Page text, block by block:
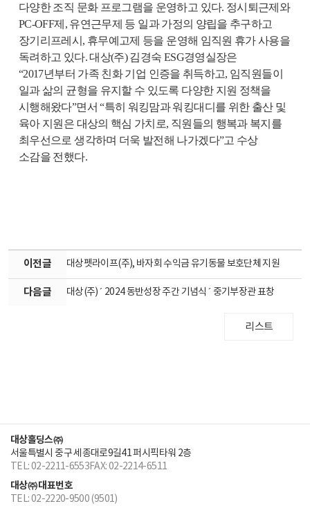
다양한 조직 문화 프로그램을 운영하고 있다. 정시퇴근제와
PC-OFF제 , 유연근무제 등 일과 가정의 양립을 추구하고
장기리프레시 , 휴무예고제 등을 운영해 임직원 휴가 사용을
독려하고 있다.대상(주)김경숙 ESG경영실장은
“2017년부터 가족 친화 기업 인증을 취득하고, 임직원들이
일과 삶의 균형을 유지할 수 있도록 다양한 지원 정책을
시행해왔다”면서 “특히 워킹맘과 워킹대디를 위한 출산 및
육아 지원은 대상의 핵심 가치로, 직원들의 행복과 복지를
최우선으로 생각하며 더욱 발전해 나가겠다”고 수상
소감을 전했다.
이전글 대상펫라이프(주), 바자회 수익금 유기동물 보호단체 지원
다음글 대상(주) ´ 2024 동반성장 주간 기념식 ´ 중기부장관 표창
리스트
대상홀딩스㈜
서울특별시 중구 세종대로9길41 퍼시픽타워 2층
TEL: 02-2211-6553FAX: 02-2214-6511
대상㈜ 대표번호
TEL: 02-2220-9500 (9501)